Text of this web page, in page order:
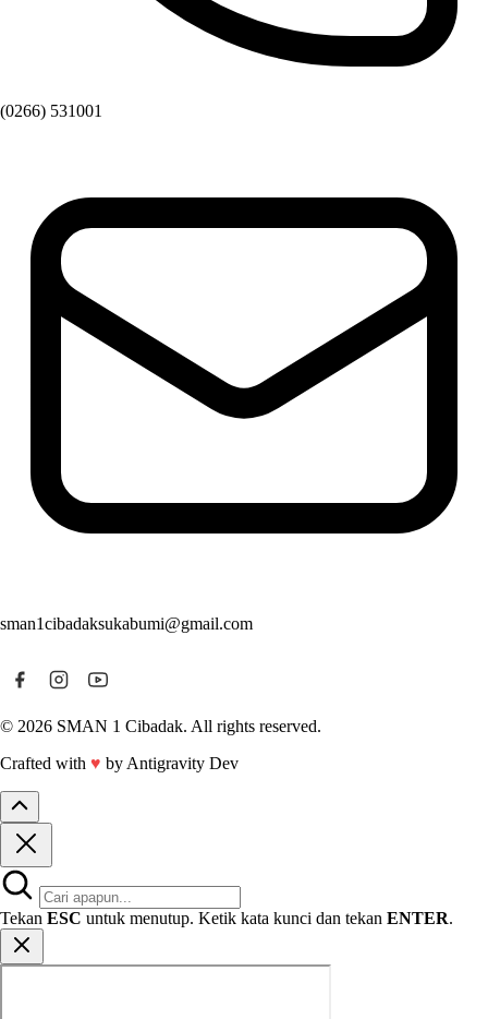
(0266) 531001
sman1cibadaksukabumi@gmail.com
© 2026 SMAN 1 Cibadak. All rights reserved.
Crafted with ♥ by Antigravity Dev
Tekan ESC untuk menutup. Ketik kata kunci dan tekan ENTER.